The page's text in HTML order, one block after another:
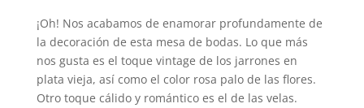
¡Oh! Nos acabamos de enamorar profundamente de
la decoración de esta mesa de bodas. Lo que más
nos gusta es el toque vintage de los jarrones en
plata vieja, así como el color rosa palo de las flores.
Otro toque cálido y romántico es el de las velas.